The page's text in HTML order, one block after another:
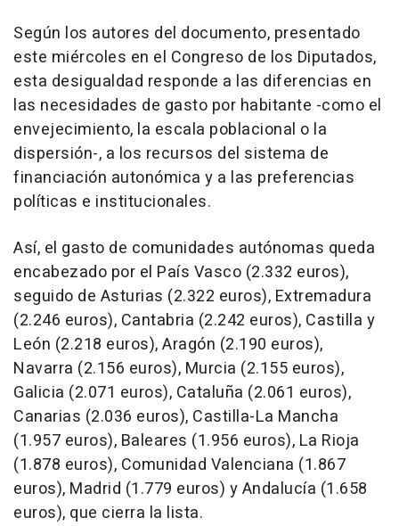
Según los autores del documento, presentado
este miércoles en el Congreso de los Diputados,
esta desigualdad responde a las diferencias en
las necesidades de gasto por habitante -como el
envejecimiento, la escala poblacional o la
dispersión-, a los recursos del sistema de
financiación autonómica y a las preferencias
políticas e institucionales.
Así, el gasto de comunidades autónomas queda
encabezado por el País Vasco (2.332 euros),
seguido de Asturias (2.322 euros), Extremadura
(2.246 euros), Cantabria (2.242 euros), Castilla y
León (2.218 euros), Aragón (2.190 euros),
Navarra (2.156 euros), Murcia (2.155 euros),
Galicia (2.071 euros), Cataluña (2.061 euros),
Canarias (2.036 euros), Castilla-La Mancha
(1.957 euros), Baleares (1.956 euros), La Rioja
(1.878 euros), Comunidad Valenciana (1.867
euros), Madrid (1.779 euros) y Andalucía (1.658
euros), que cierra la lista.